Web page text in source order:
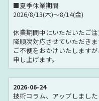
■夏季休業期間
2026/8/13(木)～8/14(金)
休業期間中にいただいたご
降順次対応させていただきま
ご不便をおかけいたします
申し上げます。
2026-06-24
技術コラム、アップしました